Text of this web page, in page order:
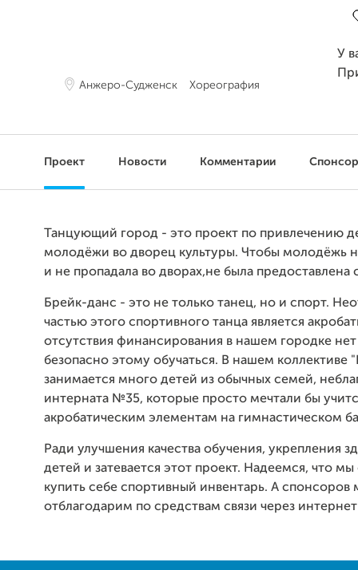
Анжеро-Судженск Хореография
У
Проект Новости Комментарии
Танцующий город - это проект по привлечению
молодёжи во дворец культуры. Чтобы молодёжь
и не пропадала во дворах,не была предоставлена
Брейк-данс - это не только танец, но и спорт.
частью этого спортивного танца является
отсутствия финансирования в нашем городке
безопасно этому обучаться. В нашем коллективе
занимается много детей из обычных семей,
интерната №35, которые просто мечтали бы
акробатическим элементам на гимнастическом
Ради улучшения качества обучения, укрепления
детей и затевается этот проект. Надеемся, что
купить себе спортивный инвентарь. А спонсоров
отблагодарим по средствам связи через